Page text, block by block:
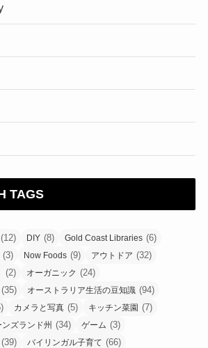
TAGS
(12) DIY (8) Gold Coast Libraries (6)
(3) Now Foods (9) アウトドア (32)
(2) オーガニック (24)
(35) オーストラリア生活の豆知識 (94)
カメラと写真 (5) キッチン菜園 (7)
ンズランド州 (34) ゲーム (3)
(39) バイリンガル子育て (66)